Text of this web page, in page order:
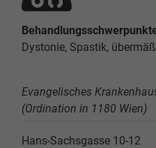
Dystonie, Spastik,
Evangelisches
(Ordination in 1180 Wien)
Hans-Sachsgasse 10-12